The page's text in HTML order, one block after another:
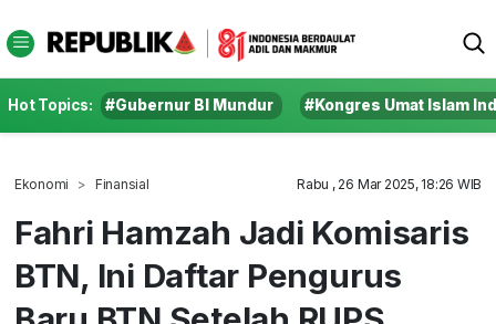
Hot Topics: #Gubernur BI Mundur #Kongres Umat Islam
Ekonomi Finansial Rabu , 26 Mar 2025, 18:26 WIB
Fahri Hamzah Jadi Komisaris
BTN, Ini Daftar Pengurus